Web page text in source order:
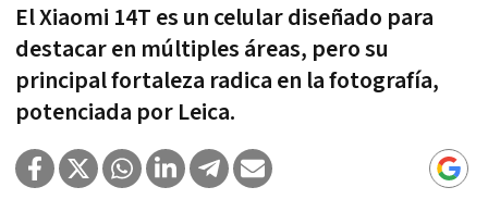
El Xiaomi 14T es un celular diseñado para
destacar en múltiples áreas, pero su
principal fortaleza radica en la fotografía,
potenciada por Leica.